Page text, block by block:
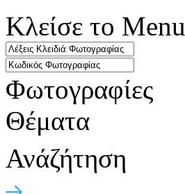
Κλείσε το Menu
Φωτογραφίες
Θέματα
Ανάζήτηση